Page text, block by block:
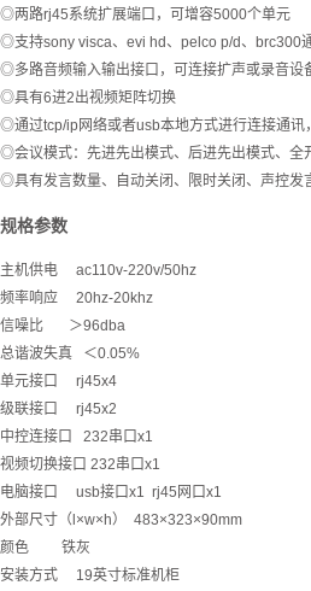
◎两路rj45系统扩展端口，可增容5000个单元
◎支持sony visca、evi hd、pelco p/d、brc300
◎多路音频输入输出接口，可连接扩声或录音设
◎具有6进2出视频矩阵切换
◎通过tcp/ip网络或者usb本地方式进行连接通讯
◎会议模式：先进先出模式、后进先出模式、全
◎具有发言数量、自动关闭、限时关闭、声控发
规格参数
主机供电 ac110v-220v/50hz
频率响应 20hz-20khz
信噪比 ＞96dba
总谐波失真 ＜0.05%
单元接口 rj45x4
级联接口 rj45x2
中控连接口 232串口x1
视频切换接口 232串口x1
电脑接口 usb接口x1 rj45网口x1
外部尺寸（l×w×h） 483×323×90mm
颜色 铁灰
安装方式 19英寸标准机柜